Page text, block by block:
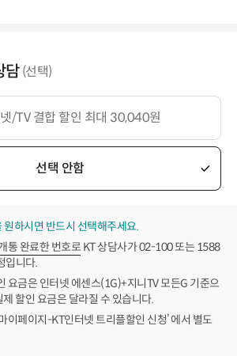
담 (선택)
/TV 결합 할인 최대 30,040원
선택 안함
원하시면 반드시 선택해주세요.
통 완료한 번호로 KT 상담사가 02-100 또는 1588
입니다.
요금은 인터넷 에센스(1G)+지니TV 모든G 기준으
할인 요금은 달라질 수 있습니다.
이페이지-KT인터넷 트리플할인 신청’ 에서 별도